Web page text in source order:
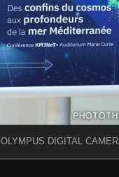
OLYMPUS DIGITAL